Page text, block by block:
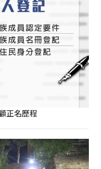
正名歷程